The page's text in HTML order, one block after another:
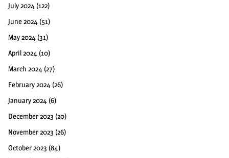
July 2024 (122)
June 2024 (51)
May 2024 (31)
April 2024 (10)
March 2024 (27)
February 2024 (26)
January 2024 (6)
December 2023 (20)
November 2023 (26)
October 2023 (84)